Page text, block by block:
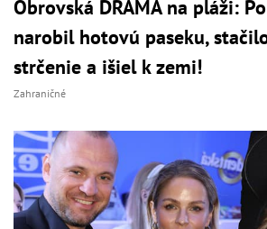
Obrovská DRÁMA na pláži:
narobil hotovú paseku,
strčenie a išiel k zemi!
Zahraničné